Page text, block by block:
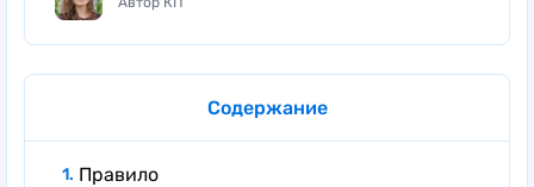
Содержание
Правило